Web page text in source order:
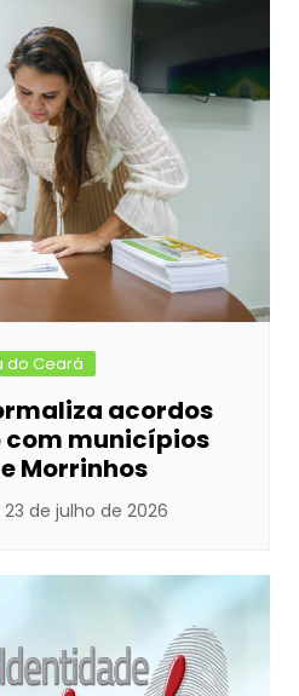
do Ceará
acordos
com municípios
Morrinhos
23 de julho de 2026